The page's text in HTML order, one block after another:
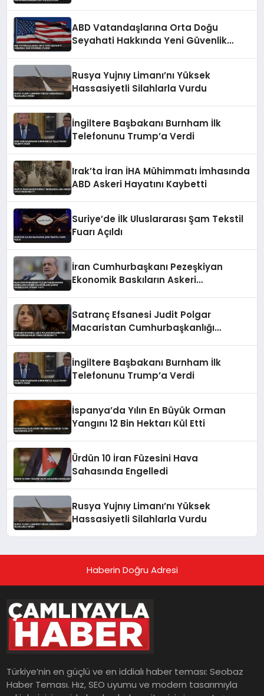
ABD Vatandaşlarına Orta Doğu
Seyahati Hakkında Yeni Güvenlik
Rusya Yujnıy Limanı’nı Yüksek
Hassasiyetli Silahlarla Vurdu
İngiltere Başbakanı Burnham İlk
Telefonunu Trump’a Verdi
Irak’ta İran İHA Mühimmatı İmhasında
ABD Askeri Hayatını Kaybetti
Suriye’de İlk Uluslararası Şam Tekstil
Fuarı Açıldı
İran Cumhurbaşkanı Pezeşkiyan
Ekonomik Baskıların Askeri
Satranç Efsanesi Judit Polgar
Macaristan Cumhurbaşkanlığı
İngiltere Başbakanı Burnham İlk
Telefonunu Trump’a Verdi
İspanya’da Yılın En Büyük Orman
Yangını 12 Bin Hektarı Kül Etti
Ürdün 10 İran Füzesini Hava
Sahasında Engelledi
Rusya Yujnıy Limanı’nı Yüksek
Hassasiyetli Silahlarla Vurdu
Haberin Doğru Adresi
Türkiye’nin en güçlü ve en iddialı haber teması: Seobaz
Haber Teması. Hız, SEO uyumu ve modern tasarımıyla